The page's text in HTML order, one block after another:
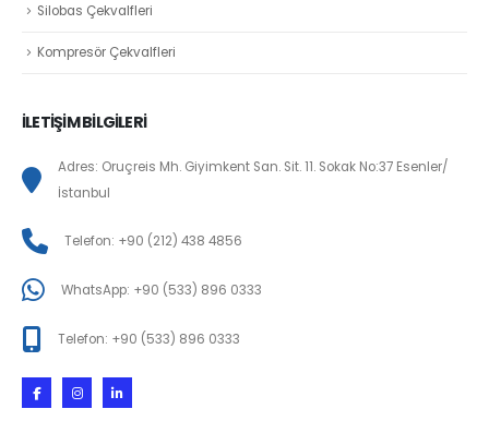
Silobas Çekvalfleri
Kompresör Çekvalfleri
İLETİŞİM BİLGİLERİ
Adres: Oruçreis Mh. Giyimkent San. Sit. 11. Sokak No:37 Esenler/
İstanbul
Telefon: +90 (212) 438 4856
WhatsApp: +90 (533) 896 0333
Telefon: +90 (533) 896 0333